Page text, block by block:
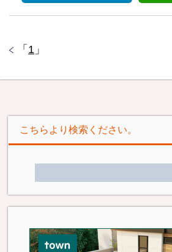
「 1 」
こちらより検索ください。